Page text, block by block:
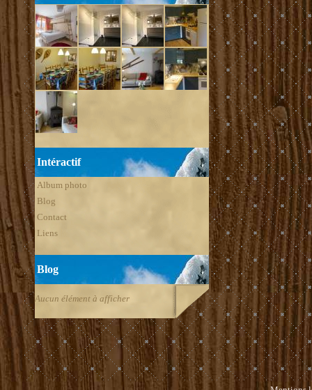
Intéractif
Album photo
Blog
Contact
Liens
Blog
Aucun élément à afficher